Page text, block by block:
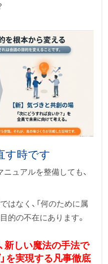
す時です
ニュアルを整備しても、
はなく、「何のために属
的の不在にあります。
新しい魔法の手法で
を実現する凡事徹底